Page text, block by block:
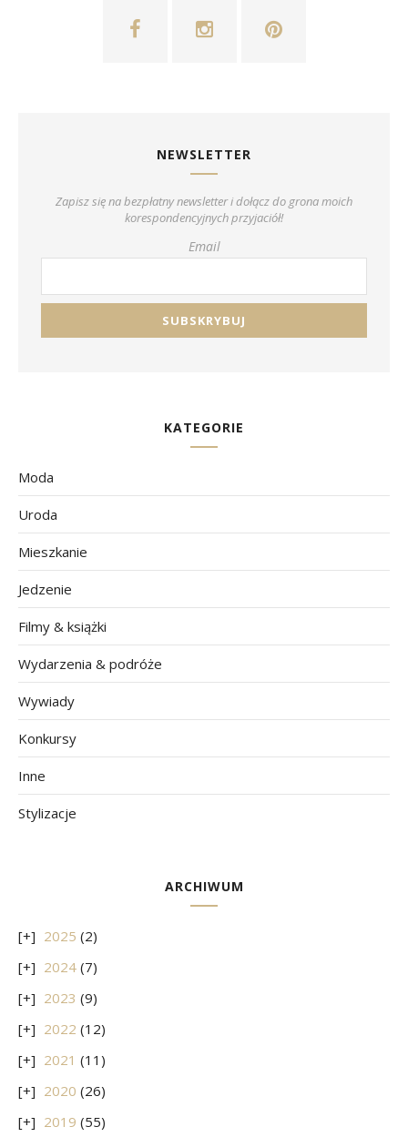
NEWSLETTER
Zapisz się na bezpłatny newsletter i dołącz do grona moich
korespondencyjnych przyjaciół!
Email
KATEGORIE
Moda
Uroda
Mieszkanie
Jedzenie
Filmy & książki
Wydarzenia & podróże
Wywiady
Konkursy
Inne
Stylizacje
ARCHIWUM
2025 (2)
2024 (7)
2023 (9)
2022 (12)
2021 (11)
2020 (26)
2019 (55)